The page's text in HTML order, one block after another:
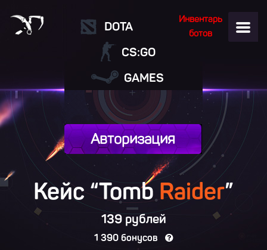
Инвентарь
ботов
DOTA
CS:GO
GAMES
Авторизация
Кейс “TombRaider”
139 рублей
1 390 бонусов